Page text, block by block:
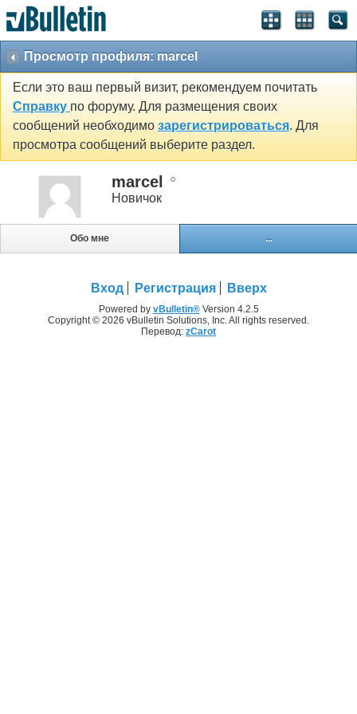
Просмотр профиля: marcel
Если это ваш первый визит, рекомендуем почитать
Справку по форуму. Для размещения своих
сообщений необходимо зарегистрироваться. Для
просмотра сообщений выберите раздел.
marcel
Новичок
Обо мне ...
Вход Регистрация Вверх
Powered by vBulletin®Version 4.2.5
Copyright © 2026 vBulletin Solutions, Inc. All rights reserved.
Перевод: zCarot